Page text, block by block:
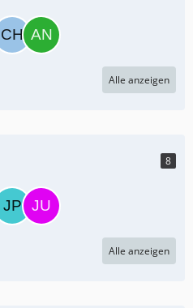
Alle anzeigen
8
Alle anzeigen